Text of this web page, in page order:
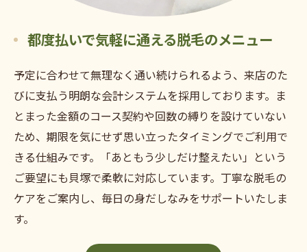
都度払いで気軽に通える脱毛のメニュー
予定に合わせて無理なく通い続けられるよう、来店のた
びに支払う明朗な会計システムを採用しております。ま
とまった金額のコース契約や回数の縛りを設けていない
ため、期限を気にせず思い立ったタイミングでご利用で
きる仕組みです。「あともう少しだけ整えたい」という
ご要望にも貝塚で柔軟に対応しています。丁寧な脱毛の
ケアをご案内し、毎日の身だしなみをサポートいたしま
す。